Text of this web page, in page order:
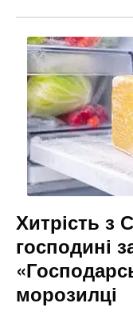
Хитрість
господині
морозилці